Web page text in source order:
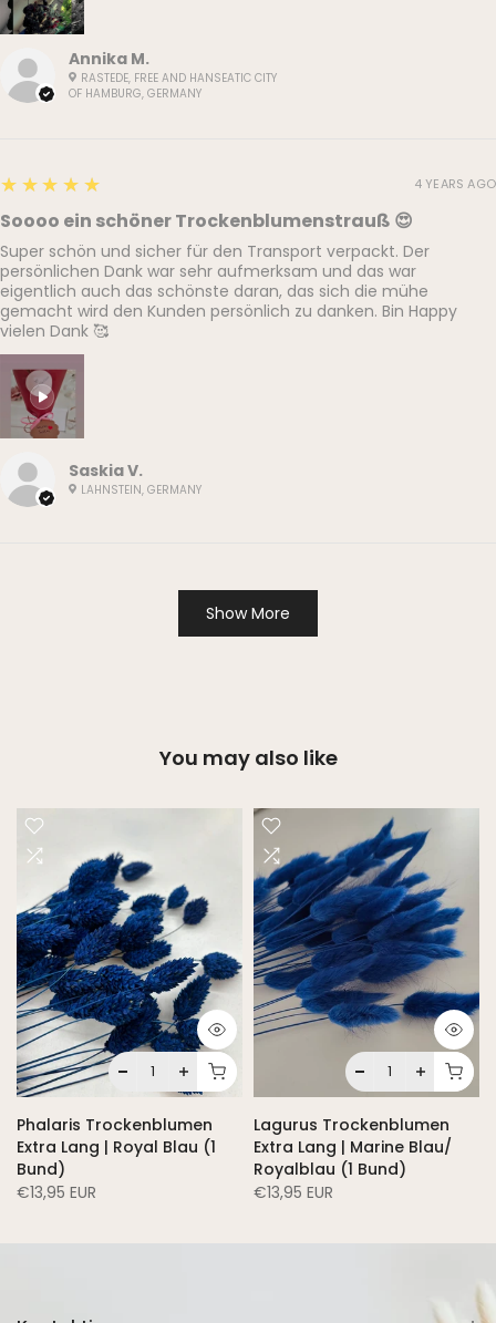
Annika M.
RASTEDE, FREE AND HANSEATIC CITY
OF HAMBURG, GERMANY
Saskia V.
LAHNSTEIN, GERMANY
5
★★★★★
Soooo ein schöner Trockenblumenstrauß 😍
Super schön und sicher für den Transport verpackt. Der
persönlichen Dank war sehr aufmerksam und das war
eigentlich auch das schönste daran, das sich die mühe
gemacht wird den Kunden persönlich zu danken. Bin Happy
vielen Dank 🥰
4 YEARS AGO
Show More
You may also like
Phalaris Trockenblumen
Extra Lang | Royal Blau (1
Bund)
€13,95 EUR
Lagurus Trockenblumen
Extra Lang | Marine Blau/
Royalblau (1 Bund)
€13,95 EUR